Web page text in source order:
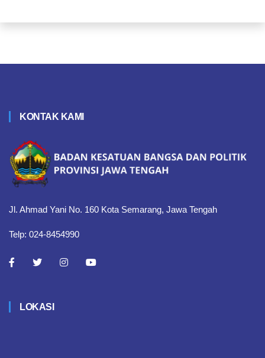
KONTAK KAMI
Jl. Ahmad Yani No. 160 Kota Semarang, Jawa Tengah
Telp: 024-8454990
LOKASI